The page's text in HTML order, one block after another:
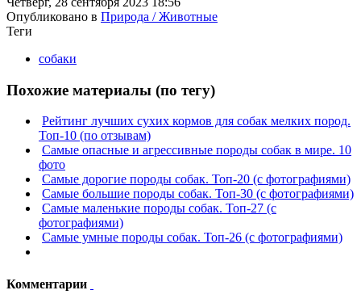
Опубликовано в Природа / Животные
Теги
собаки
Похожие материалы (по тегу)
Рейтинг лучших сухих кормов для собак мелких пород.
Топ-10 (по отзывам)
Самые опасные и агрессивные породы собак в мире. 10
фото
Самые дорогие породы собак. Топ-20 (с фотографиями)
Самые большие породы собак. Топ-30 (с фотографиями)
Самые маленькие породы собак. Топ-27 (с
фотографиями)
Самые умные породы собак. Топ-26 (с фотографиями)
Комментарии